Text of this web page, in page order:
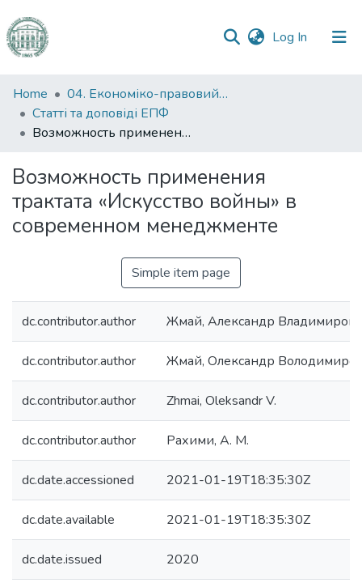
Log In (current)
Communities
&
Collections
Statistics
Home
04. Економіко-правовий факультет
Статті та доповіді ЕПФ
Возможность применения трактата «Искусство войны» в современном менеджменте
Возможность применения
трактата «Искусство войны» в
современном менеджменте
Simple item page
dc.contributor.author Жмай, Александр
dc.contributor.author Жмай, Олександр
dc.contributor.author Zhmai, Oleksandr V.
dc.contributor.author Рахими, А. М.
dc.date.accessioned 2021-01-19T18:35:30Z
dc.date.available 2021-01-19T18:35:30Z
dc.date.issued 2020